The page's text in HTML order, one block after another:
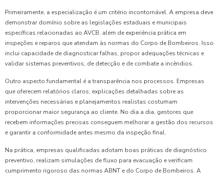
Primeiramente, a especialização é um critério incontornável. A empresa deve
demonstrar domínio sobre as legislações estaduais e municipais
específicas relacionadas ao AVCB, além de experiência prática em
inspeções e reparos que atendam às normas do Corpo de Bombeiros. Isso
inclui capacidade de diagnosticar falhas, propor adequações técnicas e
validar sistemas preventivos, de detecção e de combate a incêndios.
Outro aspecto fundamental é a transparência nos processos. Empresas
que oferecem relatórios claros, explicações detalhadas sobre as
intervenções necessárias e planejamentos realistas costumam
proporcionar maior segurança ao cliente. No dia a dia, gestores que
recebem informações precisas conseguem melhorar a gestão dos recursos
e garantir a conformidade antes mesmo da inspeção final.
Na prática, empresas qualificadas adotam boas práticas de diagnóstico
preventivo, realizam simulações de fluxo para evacuação e verificam
cumprimento rigoroso das normas ABNT e do Corpo de Bombeiros. A